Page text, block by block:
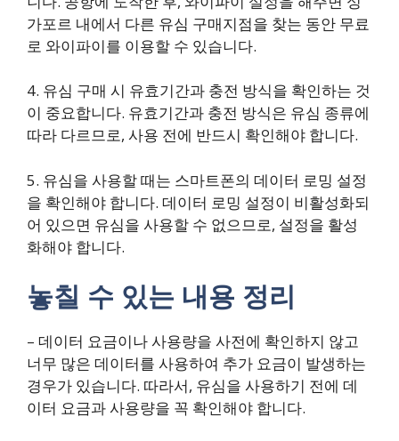
가포르 내에서 다른 유심 구매지점을 찾는 동안 무료
로 와이파이를 이용할 수 있습니다.
4. 유심 구매 시 유효기간과 충전 방식을 확인하는 것
이 중요합니다. 유효기간과 충전 방식은 유심 종류에
따라 다르므로, 사용 전에 반드시 확인해야 합니다.
5. 유심을 사용할 때는 스마트폰의 데이터 로밍 설정
을 확인해야 합니다. 데이터 로밍 설정이 비활성화되
어 있으면 유심을 사용할 수 없으므로, 설정을 활성
화해야 합니다.
놓칠 수 있는 내용 정리
– 데이터 요금이나 사용량을 사전에 확인하지 않고
너무 많은 데이터를 사용하여 추가 요금이 발생하는
경우가 있습니다. 따라서, 유심을 사용하기 전에 데
이터 요금과 사용량을 꼭 확인해야 합니다.